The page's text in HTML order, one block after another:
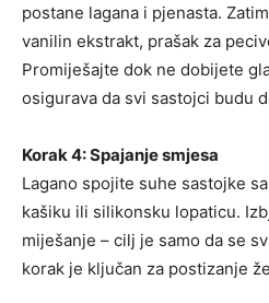
postane lagana i pjenasta.
vanilin ekstrakt, prašak za
Promiješajte dok ne dobijete
osigurava da svi sastojci budu
Korak 4: Spajanje smjesa
Lagano spojite suhe sastojke
kašiku ili silikonsku lopaticu.
miješanje – cilj je samo da se
korak je ključan za postizanje